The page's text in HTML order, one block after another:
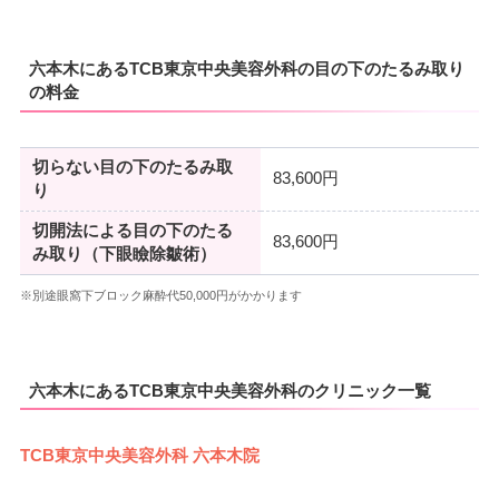
六本木にあるTCB東京中央美容外科の目の下のたるみ取り
の料金
切らない目の下のたるみ取
り
83,600円
切開法による目の下のたる
み取り（下眼瞼除皺術）
83,600円
※別途眼窩下ブロック麻酔代50,000円がかかります
六本木にあるTCB東京中央美容外科のクリニック一覧
TCB東京中央美容外科 六本木院